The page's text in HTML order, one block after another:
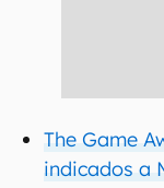
The Game
indicados a